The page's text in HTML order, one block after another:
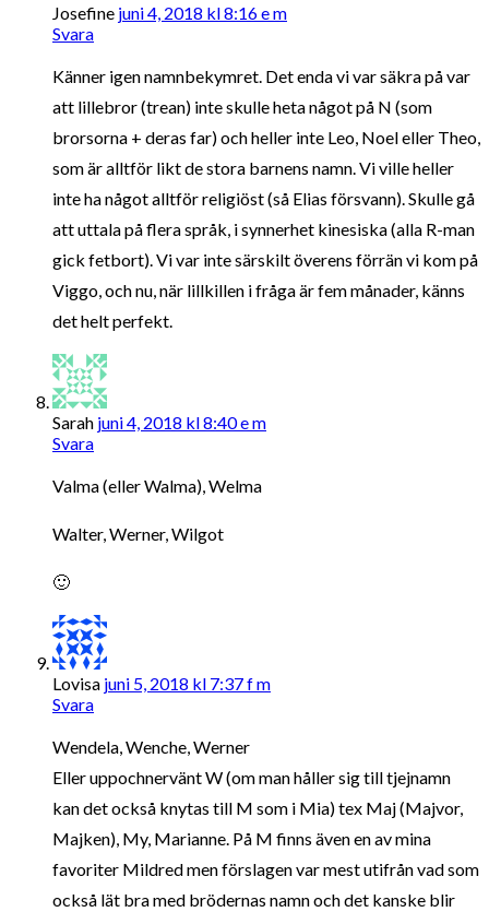
Josefine juni 4, 2018 kl 8:16 e m
Svara
Känner igen namnbekymret. Det enda vi var säkra på var
att lillebror (trean) inte skulle heta något på N (som
brorsorna + deras far) och heller inte Leo, Noel eller Theo,
som är alltför likt de stora barnens namn. Vi ville heller
inte ha något alltför religiöst (så Elias försvann). Skulle gå
att uttala på flera språk, i synnerhet kinesiska (alla R-man
gick fetbort). Vi var inte särskilt överens förrän vi kom på
Viggo, och nu, när lillkillen i fråga är fem månader, känns
det helt perfekt.
Sarah juni 4, 2018 kl 8:40 e m
Svara
Valma (eller Walma), Welma
Walter, Werner, Wilgot
🙂
Lovisa juni 5, 2018 kl 7:37 f m
Svara
Wendela, Wenche, Werner
Eller uppochnervänt W (om man håller sig till tjejnamn
kan det också knytas till M som i Mia) tex Maj (Majvor,
Majken), My, Marianne. På M finns även en av mina
favoriter Mildred men förslagen var mest utifrån vad som
också lät bra med brödernas namn och det kanske blir